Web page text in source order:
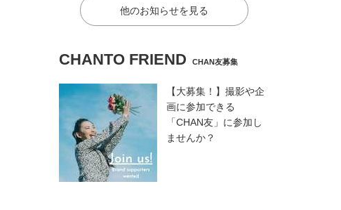
他のお知らせを見る
CHANTO FRIEND CHAN友募集
【大募集！】撮影や企
画に参加できる
「CHAN友」に参加し
ませんか？